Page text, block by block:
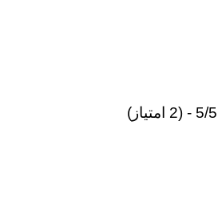
5/5 - (2 امتیاز)